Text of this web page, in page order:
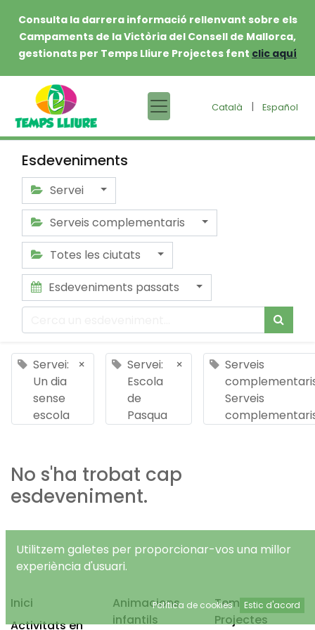
Consulta la darrera informació rellenvant sobre els
Campaments de la Victòria del Consell de Mallorca,
gestionats per Temps Lliure Projectes fent clic aquí
Català | Español
Esdeveniments
Servei
Serveis complementaris
Totes les ciutats
Esdeveniments passats
Servei:
Un dia
sense
escola
×
Servei:
Escola
de
Pasqua
×
Serveis
Serveis
No s'ha trobat cap
esdeveniment.
Inici
Activitats en
Animacions
infantils
Temps Lliure
Projectes
Utilitzem galetes per proporcionar-vos una millor
experiència d'usuari.
Política de cookies Estic d'acord